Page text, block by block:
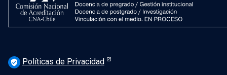
verified_user Políticas de Privacidad